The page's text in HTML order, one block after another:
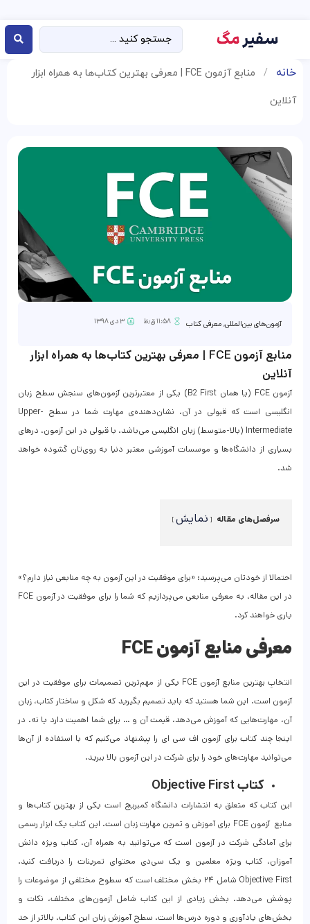
خانه / منابع آزمون FCE | معرفی بهترین کتاب‌ها به همراه ابزار
آنلاین
آزمون‌های بین‌المللی,معرفی کتاب ۱۱:۵۸ ق٫ظ ۳ دی ۱۳۹۸
منابع آزمون FCE | معرفی بهترین کتاب‌ها به همراه ابزار
آنلاین
آزمون FCE (یا همان B2 First) یکی از معتبرترین آزمون‌های سنجش سطح زبان
انگلیسی است که قبولی در آن، نشان‌دهنده‌ی مهارت شما در سطح Upper-
Intermediate (بالا-متوسط) زبان انگلیسی می‌باشد. با قبولی در این آزمون، درهای
بسیاری از دانشگاه‌ها و موسسات آموزشی معتبر دنیا به روی‌تان گشوده خواهد
شد.
سرفصل‌های مقاله نمایش
احتمالا از خودتان می‌پرسید: «برای موفقیت در این آزمون به چه منابعی نیاز دارم؟»
در این مقاله، به معرفی منابعی می‌پردازیم که شما را برای موفقیت در آزمون FCE
یاری خواهند کرد.
معرفی منابع آزمون FCE
انتخابِ بهترین منابع آزمون FCE یکی از مهم‌ترین تصمیمات برای موفقیت در این
آزمون است. این شما هستید که باید تصمیم بگیرید که شکل و ساختار کتاب، زبان
آن، مهارت‌هایی که آموزش می‌دهد، قیمت آن و … برای شما اهمیت دارد یا نه. در
اینجا چند کتاب برای آزمون اف سی ای را پیشنهاد می‌کنیم که با استفاده از آن‌ها
می‌توانید مهارت‌های خود را برای شرکت در این آزمون بالا ببرید.
کتاب Objective First
این کتاب که متعلق به انتشارات دانشگاه کمبریج است یکی از بهترین کتاب‌ها و
منابع آزمون FCE برای آموزش و تمرین مهارت زبان است‌. این کتاب یک ابزار رسمی
برای آمادگی شرکت در آزمون است که می‌توانید به همراه آن، کتاب‌ ویژه دانش
آموزان، کتاب ویژه معلمین و یک سی‌دی محتوای تمرینات را دریافت کنید.
Objective First شامل ۲۴ بخش مختلف است که سطوح مختلفی از موضوعات را
پوشش می‌دهد. بخش زیادی از این کتاب شامل آزمون‌های مختلف، نکات و
بخش‌های یادآوری و دوره درس‌ها است. سطح آموزش زبان این کتاب، بالاتر از حد